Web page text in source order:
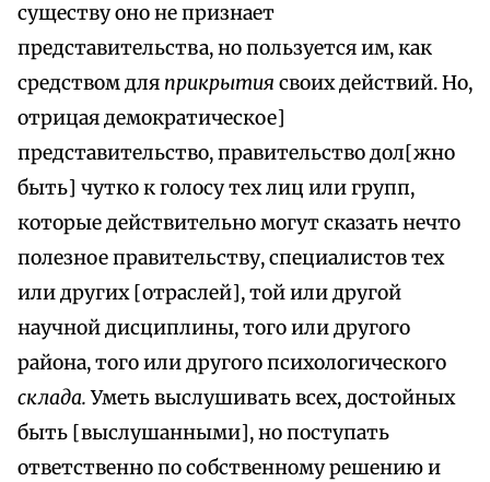
существу оно не признает
представительства, но пользуется им, как
средством для прикрытия своих действий. Но,
отрицая демократическое]
представительство, правительство дол[жно
быть] чутко к голосу тех лиц или групп,
которые действительно могут сказать нечто
полезное правительству, специалистов тех
или других [отраслей], той или другой
научной дисциплины, того или другого
района, того или другого психологического
склада.Уметь выслушивать всех, достойных
быть [выслушанными], но поступать
ответственно по собственному решению и